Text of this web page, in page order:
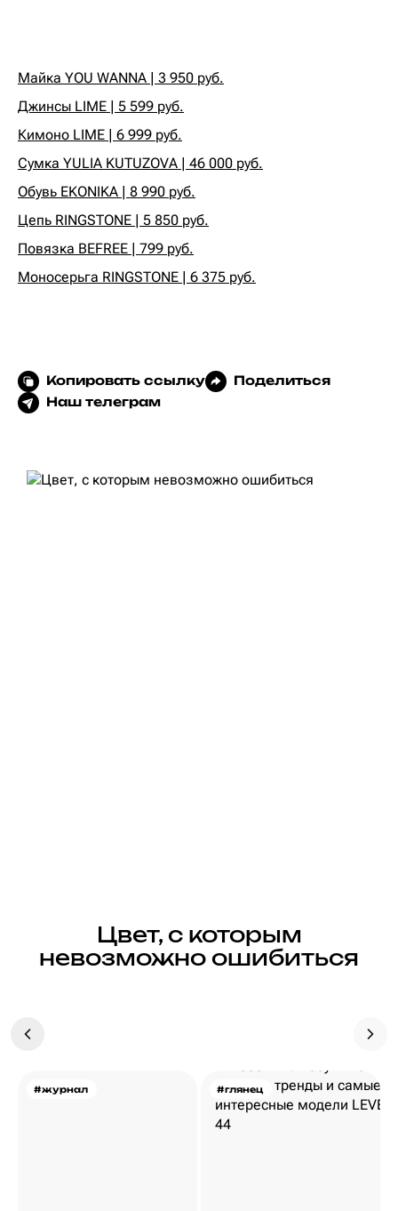
Майка YOU WANNA | 3 950 руб.
Джинсы LIME | 5 599 руб.
Кимоно LIME | 6 999 руб.
Сумка YULIA KUTUZOVA | 46 000 руб.
Обувь EKONIKA | 8 990 руб.
Цепь RINGSTONE | 5 850 руб.
Повязка BEFREE | 799 руб.
Моносерьга RINGSTONE | 6 375 руб.
Копировать ссылку
Поделиться
Наш телеграм
Цвет, с которым
невозможно ошибиться
#журнал #глянец